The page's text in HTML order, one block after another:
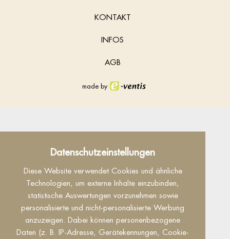
Datenschutzeinstellungen
Diese Website verwendet Cookies und ähnliche
Technologien, um externe Inhalte einzubinden,
statistische Auswertungen vorzunehmen sowie
personalisierte und nicht-personalisierte Werbung
anzuzeigen. Dabei können personenbezogene
Daten (z. B. IP-Adresse, Gerätekennungen, Cookie-
KONTAKT
INFOS
AGB
made by
Datenschutz
Dieser Inhalt ist nur sichtbar wenn Sie Cookies
von "Facebook" akzeptieren.
Akzeptieren Einstellungen